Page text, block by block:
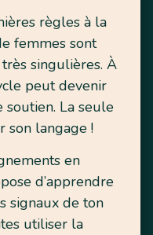
règles à la
femmes sont
singulières. À
peut devenir
La seule
son langage !
en
d’apprendre
signaux de ton
utiliser la